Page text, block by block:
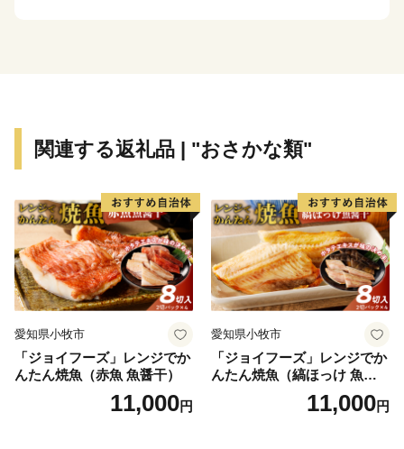
・お礼の品は、下松市外にお住まいの方に限りお届けし
・お礼の品のお届けには、1～2ヶ月程度かかることがあ
ります。
・お礼の品を受け取ることによる経済的利益について
は、一時所得に該当します。
・一回の寄附につき、お礼の品は最大10品までお選びい
・お礼の品の写真はイメージです。
■ワンストップ特例申請
特例申請が可能になりました。
関連する返礼品 | "おさかな類"
愛知県小牧市
「ジョイフーズ」レンジでか
んたん焼魚（赤魚 魚醤干）
11,000円
愛知県小牧市
「ジョイフーズ」レンジでか
んたん焼魚（縞ほっけ 魚醤
11,000円